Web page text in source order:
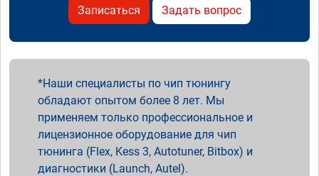
Записаться Задать вопрос
Наши специалисты по чип тюнингу
обладают опытом более 8 лет. Мы
применяем только профессиональное и
лицензионное оборудование для чип
тюнинга (Flex, Kess 3, Autotuner, Bitbox) и
диагностики (Launch, Autel).